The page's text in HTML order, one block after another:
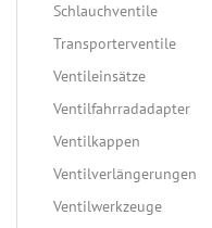
Schlauchventile
Transporterventile
Ventileinsätze
Ventilfahrradadapter
Ventilkappen
Ventilverlängerungen
Ventilwerkzeuge